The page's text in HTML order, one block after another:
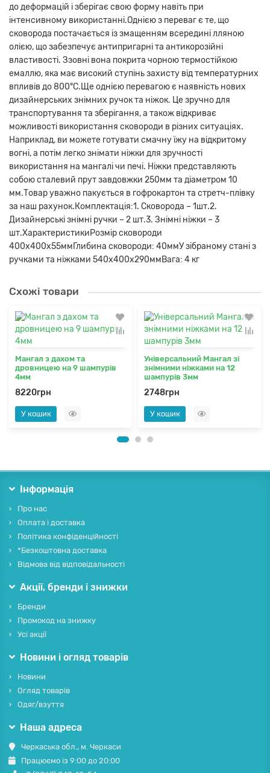
до деформацій і зберігає свою форму навіть при
інтенсивному використанні.Однією з переваг є те, що
сковорода постачається із змащенням всередині лляною
олією, що забезпечує антипригарні та антикорозійні
властивості. Ззовні вона покрита чорною термостійкою
емаллю, яка має високий ступінь захисту від температурних
впливів до 800°C.Ще однією перевагою є наявність нових
дизайнерських знімних ручок та ніжок. Це зручно для
транспортування та зберігання, а також відкриває
можливості використання сковороди в різних ситуаціях.
Наприклад, ви можете готувати смачну їжу на відкритому
вогні, а потім легко знімати ніжки для зручності
використання на мангалі чи печі. Ніжки представляють
собою сталевий прут завдовжки 250мм та діаметром 10
мм.Товар уважно пакується в гофрокартон та стретч-плівку
за наш рахунок.Комплектація:1. Сковорода – 1шт.2.
Дизайнерські знімні ручки – 2 шт.3. Знімні ніжки – 3
шт.ХарактеристикиРозмір сковороди
400х400х55ммГлибина сковороди: 40ммУ зібраному стані з
ручками та ніжками 540х400х290ммВага: 4 кг
Схожі товари
Мангал з дахом та
дровницею на 9 шампурів
4мм
8220грн
У кошик
Універсальний Мангал зі
знімними ніжками на 12
шампурів 3мм
2748грн
У кошик
Інформація
Про нас
Оплата і доставка
Політика конфіденційності
*Безкоштовна доставка
Відмова від відповідальності
Акції, бренди і знижки
Бренди
Промокод на знижку
Усі акції
Новини і огляд товарів
Новини
Огляд товарів
Одяг/взуття
Наша адреса
Черкаська обл., м. Черкаси
Працюємо із 9:00 до 20:00